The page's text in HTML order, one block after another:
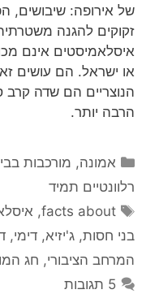
של אירופה: שיבושים,
זקוקים להגנה
איסלאמיסטים אינם
או ישראל. הם עושים
הנוצריים הם שדה קרב
הרבה יותר.
קטגוריות
אמונה, מורכבות
רלוונטיים תמיד
תגיות
facts about
,
בני חסות, ג'יזיא, דימי,
המרחב הציבורי, חג
5 תגובות